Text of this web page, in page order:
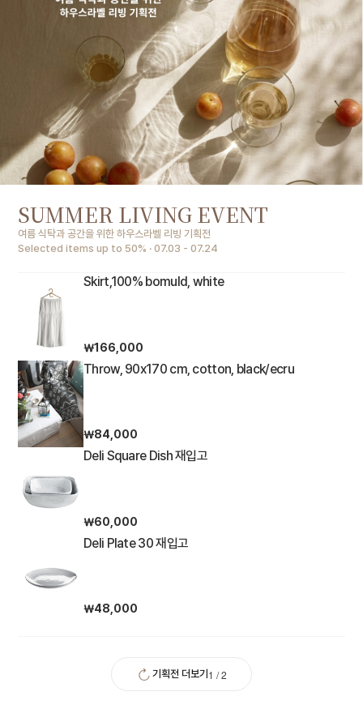
SUMMER LIVING EVENT
여름 식탁과 공간을 위한 하우스라벨 리빙 기획전
Selected items up to 50% · 07.03 - 07.24
Skirt,100% bomuld, white
￦166,000
Throw, 90x170 cm, cotton, black/ecru
￦84,000
Deli Square Dish 재입고
￦60,000
Deli Plate 30 재입고
￦48,000
기획전 더보기 1 /2